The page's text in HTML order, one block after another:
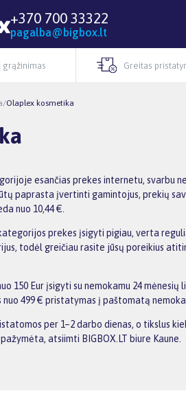
+370 700 33322
pagalba@bigbox.lt
grąžinimas Greitas
/Olaplex kosmetika
esančias prekes internetu, svarbu
paprasta įvertinti gamintojus, prekių
nuo 10,44 €.
prekes įsigyti pigiau, verta
todėl greičiau rasite jūsų poreikius
150 Eur įsigyti su nemokamu 24
nuo 499 € pristatymas į paštomatą
per 1–2 darbo dienas, o tikslus
atsiimti BIGBOX.LT biure Kaune.